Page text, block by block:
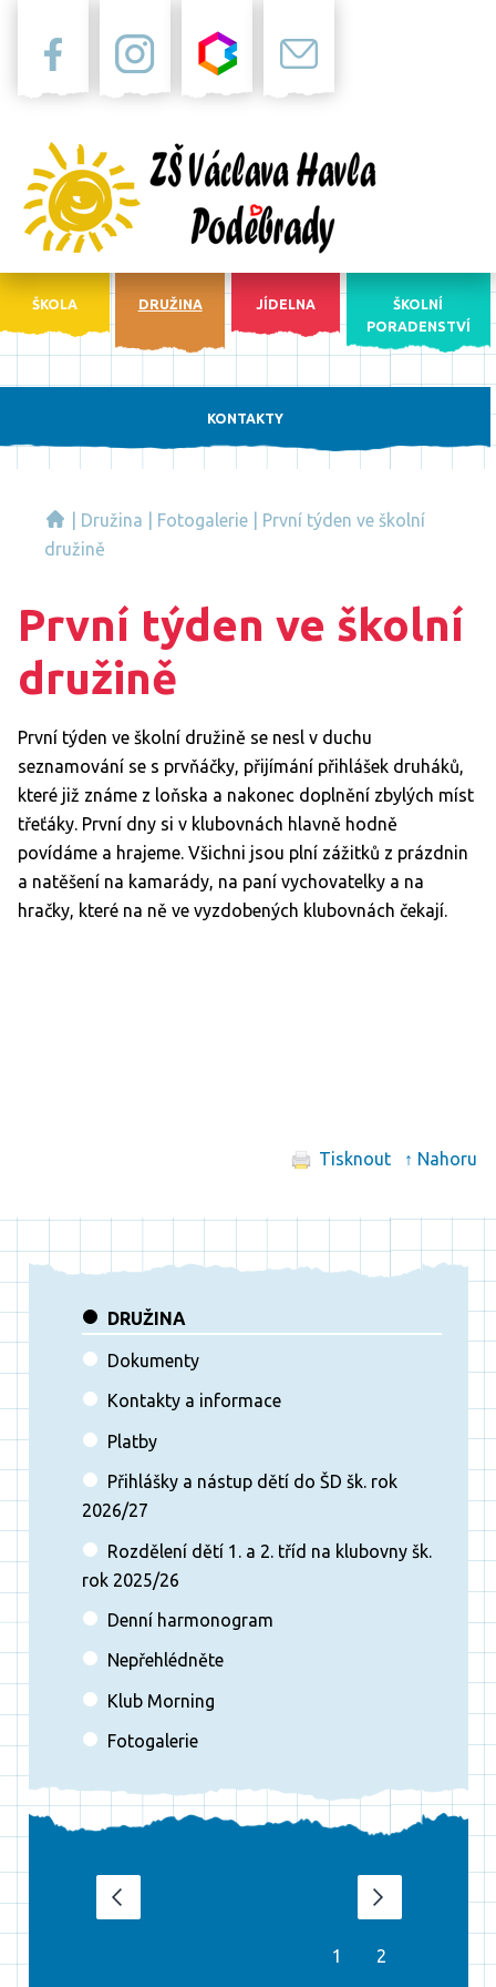
ŠKOLA DRUŽINA JÍDELNA
ŠKOLNÍ
PORADENSTVÍ
KONTAKTY
Družina Fotogalerie
První týden ve školní
družině
První týden ve školní
družině
První týden ve školní družině se nesl v duchu
seznamování se s prvňáčky, přijímání přihlášek druháků,
které již známe z loňska a nakonec doplnění zbylých míst
třeťáky. První dny si v klubovnách hlavně hodně
povídáme a hrajeme. Všichni jsou plní zážitků z prázdnin
a natěšení na kamarády, na paní vychovatelky a na
hračky, které na ně ve vyzdobených klubovnách čekají.
Tisknout ↑ Nahoru
DRUŽINA
Dokumenty
Kontakty a informace
Platby
Přihlášky a nástup dětí do ŠD šk. rok
2026/27
Rozdělení dětí 1. a 2. tříd na klubovny šk.
rok 2025/26
Denní harmonogram
Nepřehlédněte
Klub Morning
Fotogalerie
1 2